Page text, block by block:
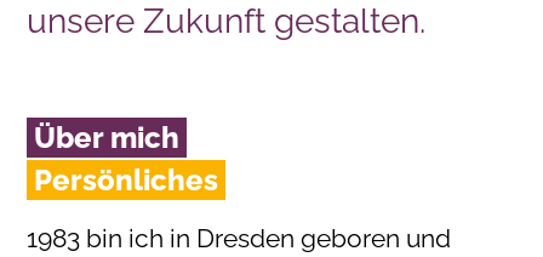
unsere Zukunft gestalten.
Über mich
Persönliches
1983 bin ich in Dresden geboren und